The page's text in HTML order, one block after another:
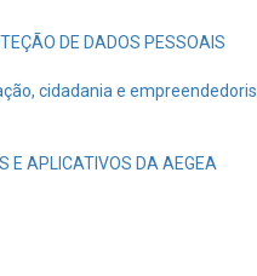
DE DADOS PESSOAIS
cidadania e
E APLICATIVOS DA AEGEA